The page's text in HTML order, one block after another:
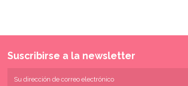
Suscribirse a la newsletter